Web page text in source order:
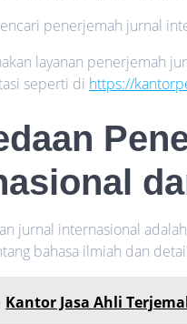
penerjemah jurnal
layanan penerjemah
seperti di https://
jurnal internasional
bahasa ilmiah dan
Kantor Jasa Ahli